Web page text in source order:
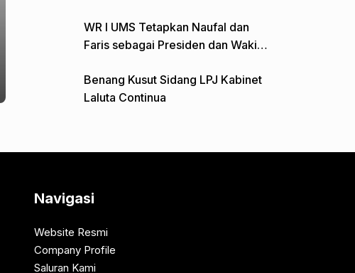
WR I UMS Tetapkan Naufal dan
Faris sebagai Presiden dan Wakil
Benang Kusut Sidang LPJ Kabinet
Laluta Continua
Navigasi
Website Resmi
Company Profile
Saluran Kami